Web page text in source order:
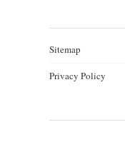
Sitemap
Privacy Policy